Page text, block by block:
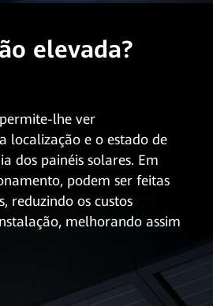
elevada?
lhe ver
localização e o estado de
dos painéis solares. Em
podem ser feitas
reduzindo os custos
melhorando assim